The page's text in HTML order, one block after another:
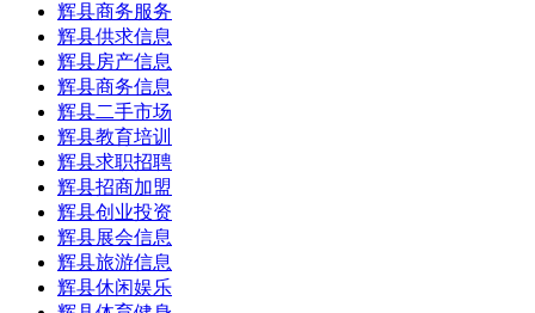
辉县商务服务
辉县供求信息
辉县房产信息
辉县商务信息
辉县二手市场
辉县教育培训
辉县求职招聘
辉县招商加盟
辉县创业投资
辉县展会信息
辉县旅游信息
辉县休闲娱乐